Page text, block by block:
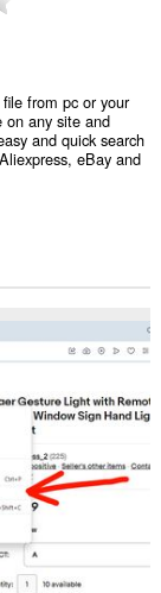
from pc or your
on any site and
and quick search
eBay and